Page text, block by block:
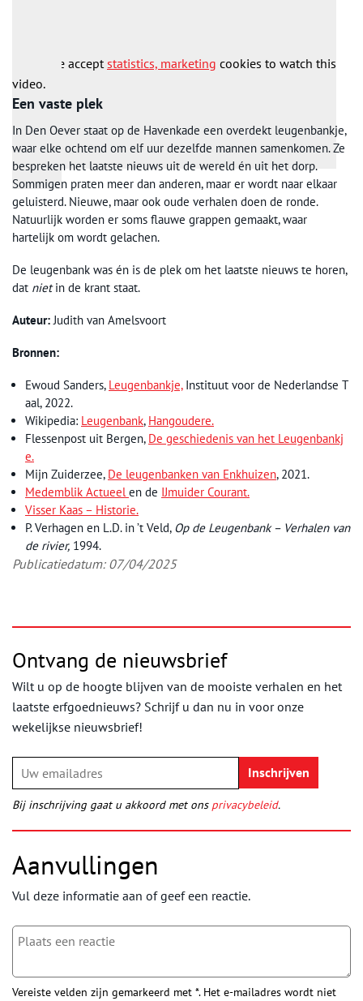
Please accept statistics, marketing cookies to watch this
video.
Een vaste plek
In Den Oever staat op de Havenkade een overdekt leugenbankje,
waar elke ochtend om elf uur dezelfde mannen samenkomen. Ze
bespreken het laatste nieuws uit de wereld én uit het dorp.
Sommigen praten meer dan anderen, maar er wordt naar elkaar
geluisterd. Nieuwe, maar ook oude verhalen doen de ronde.
Natuurlijk worden er soms flauwe grappen gemaakt, waar
hartelijk om wordt gelachen.
De leugenbank was én is de plek om het laatste nieuws te horen,
dat nietin de krant staat.
Auteur: Judith van Amelsvoort
Bronnen:
Ewoud Sanders, Leugenbankje,Instituut voor de Nederlandse T
aal, 2022.
Wikipedia: Leugenbank, Hangoudere.
Flessenpost uit Bergen, De geschiedenis van het Leugenbankj
e.
Mijn Zuiderzee, De leugenbanken van Enkhuizen, 2021.
Medemblik Actueel en de IJmuider Courant.
Visser Kaas – Historie.
P. Verhagen en L.D. in ’t Veld, Op de Leugenbank – Verhalen van
de rivier, 1994.
Publicatiedatum: 07/04/2025
Ontvang de nieuwsbrief
Wilt u op de hoogte blijven van de mooiste verhalen en het
laatste erfgoednieuws? Schrijf u dan nu in voor onze
wekelijkse nieuwsbrief!
Bij inschrijving gaat u akkoord met ons privacybeleid.
Aanvullingen
Vul deze informatie aan of geef een reactie.
Vereiste velden zijn gemarkeerd met *. Het e-mailadres wordt niet